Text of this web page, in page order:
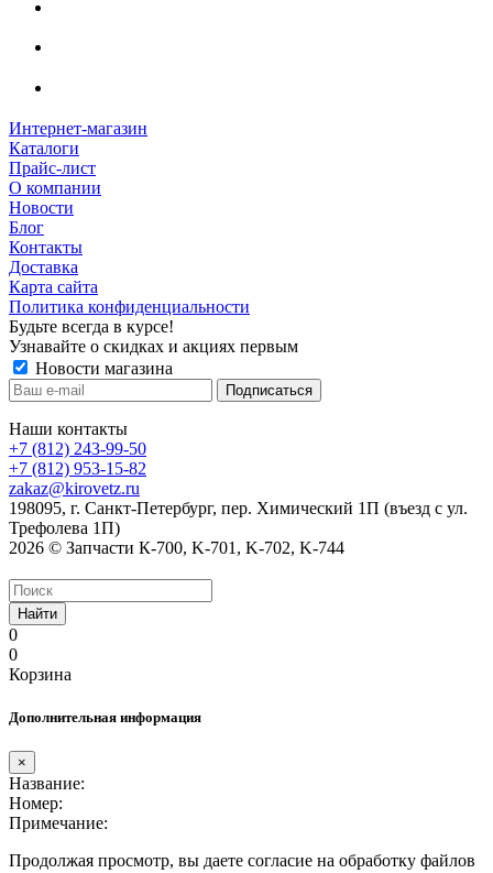
Интернет-магазин
Каталоги
Прайс-лист
О компании
Новости
Блог
Контакты
Доставка
Карта сайта
Политика конфиденциальности
Будьте всегда в курсе!
Узнавайте о скидках и акциях первым
Новости магазина
Наши контакты
+7 (812) 243-99-50
+7 (812) 953-15-82
zakaz@kirovetz.ru
198095, г. Санкт-Петербург, пер. Химический 1П (въезд с ул.
Трефолева 1П)
2026 © Запчасти К-700, K-701, K-702, K-744
Найти
0
0
Корзина
Дополнительная информация
×
Название:
Номер:
Примечание:
Продолжая просмотр, вы даете согласие на обработку файлов